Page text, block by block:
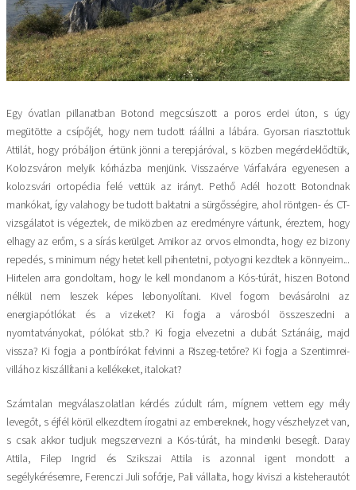
Egy óvatlan pillanatban Botond megcsúszott a poros erdei úton, s úgy
megütötte a csípőjét, hogy nem tudott ráállni a lábára. Gyorsan riasztottuk
Attilát, hogy próbáljon értünk jönni a terepjáróval, s közben megérdeklődtük,
Kolozsváron melyik kórházba menjünk. Visszaérve Várfalvára egyenesen a
kolozsvári ortopédia felé vettük az irányt. Pethő Adél hozott Botondnak
mankókat, így valahogy be tudott baktatni a sürgősségire, ahol röntgen- és CT-
vizsgálatot is végeztek, de miközben az eredményre vártunk, éreztem, hogy
elhagy az erőm, s a sírás kerülget. Amikor az orvos elmondta, hogy ez bizony
repedés, s minimum négy hetet kell pihentetni, potyogni kezdtek a könnyeim...
Hirtelen arra gondoltam, hogy le kell mondanom a Kós-túrát, hiszen Botond
nélkül nem leszek képes lebonyolítani. Kivel fogom bevásárolni az
energiapótlókat és a vizeket? Ki fogja a városból összeszedni a
nyomtatványokat, pólókat stb.? Ki fogja elvezetni a dubát Sztánáig, majd
vissza? Ki fogja a pontbírókat felvinni a Riszeg-tetőre? Ki fogja a Szentimrei-
villához kiszállítani a kellékeket, italokat?
Számtalan megválaszolatlan kérdés zúdult rám, mígnem vettem egy mély
levegőt, s éjfél körül elkezdtem írogatni az embereknek, hogy vészhelyzet van,
s csak akkor tudjuk megszervezni a Kós-túrát, ha mindenki besegít. Daray
Attila, Filep Ingrid és Szikszai Attila is azonnal igent mondott a
segélykérésemre, Ferenczi Juli sofőrje, Pali vállalta, hogy kiviszi a kisteherautót